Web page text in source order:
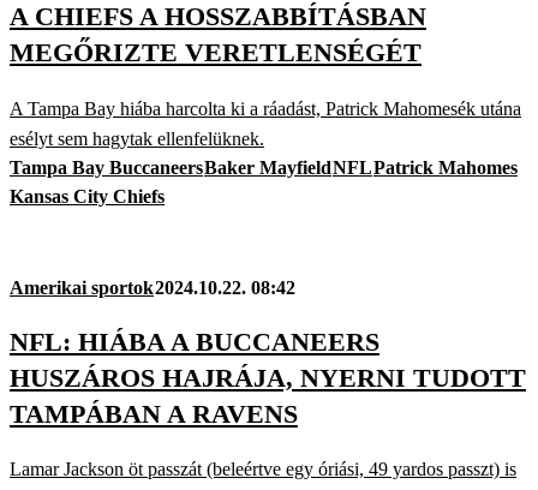
A CHIEFS A HOSSZABBÍTÁSBAN
MEGŐRIZTE VERETLENSÉGÉT
A Tampa Bay hiába harcolta ki a ráadást, Patrick Mahomesék utána
esélyt sem hagytak ellenfelüknek.
Tampa Bay BuccaneersBaker MayfieldNFLPatrick Mahomes
Kansas City Chiefs
Amerikai sportok2024.10.22. 08:42
NFL: HIÁBA A BUCCANEERS
HUSZÁROS HAJRÁJA, NYERNI TUDOTT
TAMPÁBAN A RAVENS
Lamar Jackson öt passzát (beleértve egy óriási, 49 yardos passzt) is